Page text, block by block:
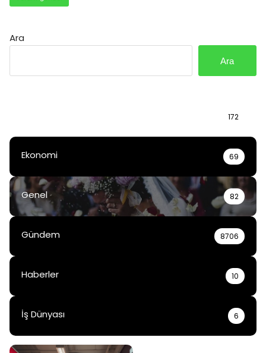
Ara
Ara
172
Ekonomi 69
Genel 82
Gündem 8706
Haberler 10
İş Dünyası 6